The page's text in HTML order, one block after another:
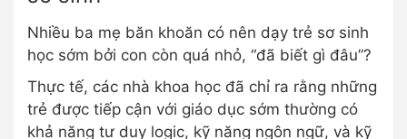
Nhiều ba mẹ băn khoăn có nên dạy trẻ sơ sinh
học sớm bởi con còn quá nhỏ, “đã biết gì đâu”?
Thực tế, các nhà khoa học đã chỉ ra rằng những
trẻ được tiếp cận với giáo dục sớm thường có
khả năng tư duy logic, kỹ năng ngôn ngữ, và kỹ